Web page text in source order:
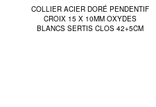
COLLIER ACIER DORÉ PENDENTIF
CROIX 15 X 10MM OXYDES
BLANCS SERTIS CLOS 42+5CM